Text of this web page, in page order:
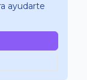
ayudarte